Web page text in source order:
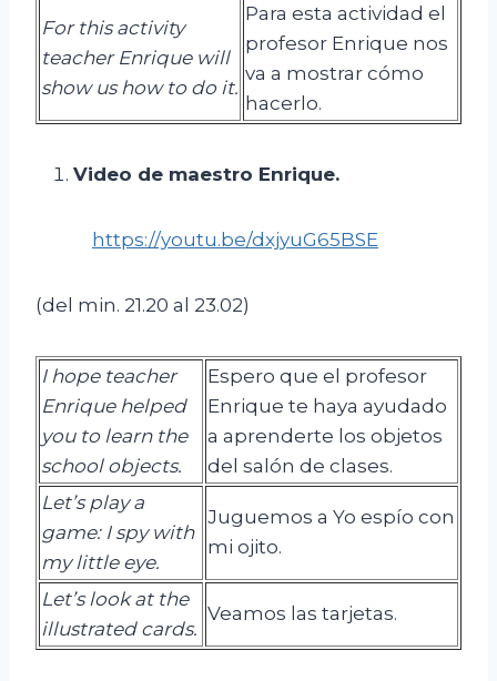
For this activity
teacher Enrique will
show us how to do it.
Para esta actividad el
profesor Enrique nos
va a mostrar cómo
hacerlo.
Video de maestro Enrique.
https://youtu.be/dxjyuG65BSE
(del min. 21.20 al 23.02)
I hope teacher
Enrique helped
you to learn the
school objects.
Espero que el profesor
Enrique te haya ayudado
a aprenderte los objetos
del salón de clases.
Let’s play a
game: I spy with
my little eye.
Juguemos a Yo espío con
mi ojito.
Let’s look at the
illustrated cards.
Veamos las tarjetas.